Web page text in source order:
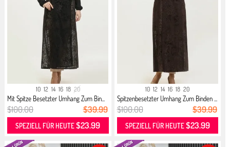
10 12 14 16 18 20
Mit Spitze Besetzter Umhang Zum Bin...
$100.00 $39.99
SPEZIELL FÜR HEUTE$23.99
10 12 14 16 18 20
Spitzenbesetzter Umhang Zum Binden ...
$100.00 $39.99
SPEZIELL FÜR HEUTE$23.99